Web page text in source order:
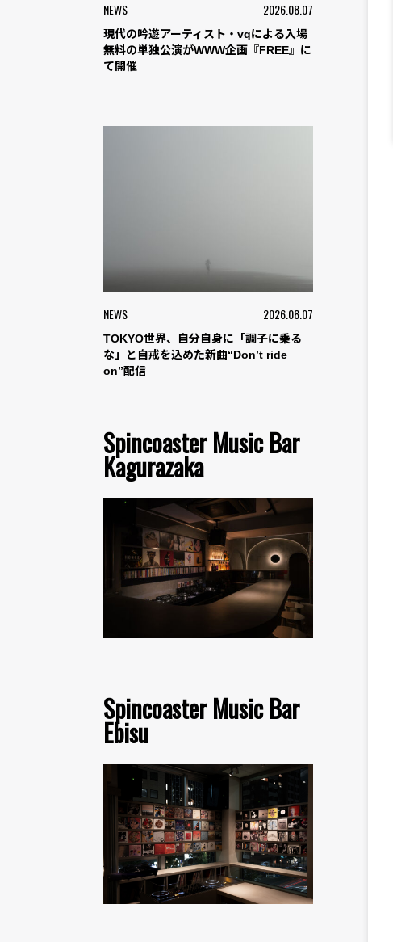
NEWS 2026.08.07
現代の吟遊アーティスト・vqによる入場
無料の単独公演がWWW企画『FREE』に
て開催
NEWS 2026.08.07
TOKYO世界、自分自身に「調子に乗る
な」と自戒を込めた新曲“Don’t ride
on”配信
Spincoaster Music Bar
Kagurazaka
Spincoaster Music Bar
Ebisu